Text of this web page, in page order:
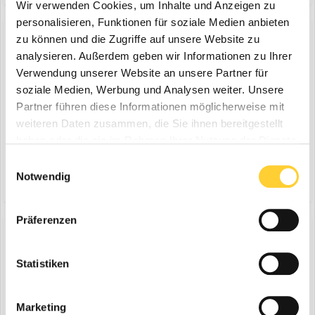
Wir verwenden Cookies, um Inhalte und Anzeigen zu
personalisieren, Funktionen für soziale Medien anbieten
zu können und die Zugriffe auf unsere Website zu
analysieren. Außerdem geben wir Informationen zu Ihrer
Verwendung unserer Website an unsere Partner für
soziale Medien, Werbung und Analysen weiter. Unsere
Partner führen diese Informationen möglicherweise mit
weiteren Daten zusammen, die Sie ihnen bereitgestellt
Notwendig
Präferenzen
Statistiken
Marketing
VDBUM-Förderpreises 2023
ein Thema erstellte Bauforum24 inNews aus der
Baumaschinen Industrie
Stuhr - Die Gewinner des VDBUM-Förderpreises 2023 sind die Max
Verband der Baubranche, Umwelt- und Maschinentechnik e.V. hat
den renommierten Branchenpreis am 25. Januar im Rahmen
großseminar
51. VDBUM Großseminar – Letztes Update